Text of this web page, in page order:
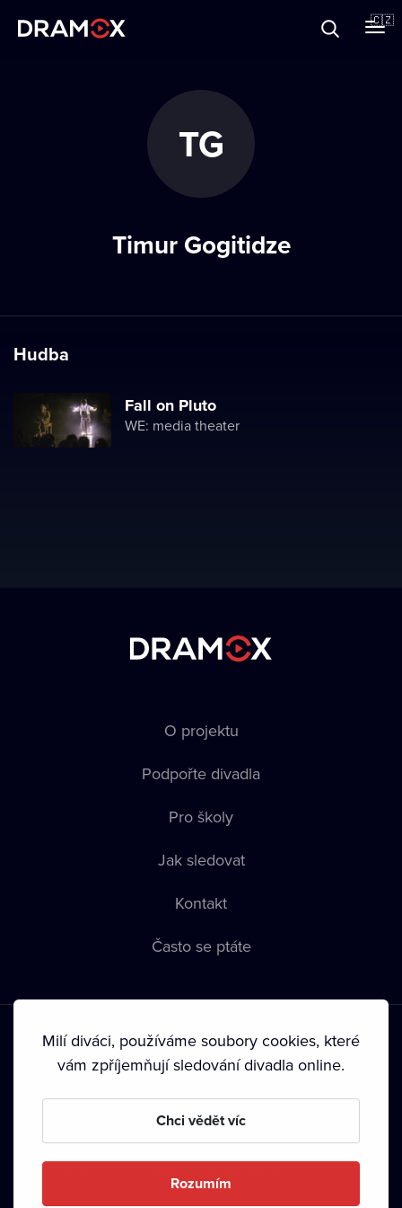
🇨🇿
TG
Timur Gogitidze
Hudba
Fall on Pluto
WE: media theater
O projektu
Podpořte divadla
Pro školy
Jak sledovat
Kontakt
Často se ptáte
Podmínky používání • Ochrana soukromí • Zásady používání
• Autorská práva•
Milí diváci, používáme soubory cookies, které
vám zpříjemňují sledování divadla online.
Chci vědět víc
Rozumím